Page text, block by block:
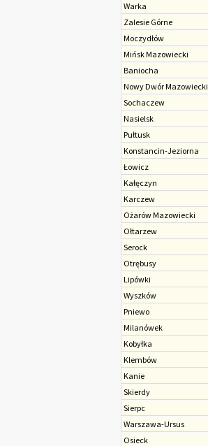
Warka
Zalesie Górne
Moczydłów
Mińsk Mazowiecki
Baniocha
Nowy Dwór Mazowiecki
Sochaczew‎
Nasielsk
Pułtusk
Konstancin-Jeziorna
Łowicz
Kałęczyn
Karczew
Ożarów Mazowiecki
Ołtarzew
Serock
Otrębusy
Lipówki
Wyszków
Pniewo
Milanówek
Kobyłka
Klembów
Kanie
Skierdy
Sierpc
Warszawa-Ursus
Osieck